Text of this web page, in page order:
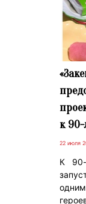
к
22 июля
К 90-